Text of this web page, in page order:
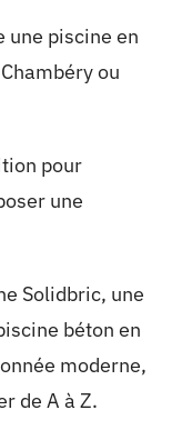
une piscine en
ou
pour
une
Solidbric, une
béton en
moderne,
de A à Z.